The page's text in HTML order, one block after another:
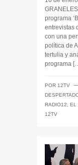
programa
entrevistas
con una
política de
tertulia y
programa
POR 12TV ─
RADIO12, EL
12TV